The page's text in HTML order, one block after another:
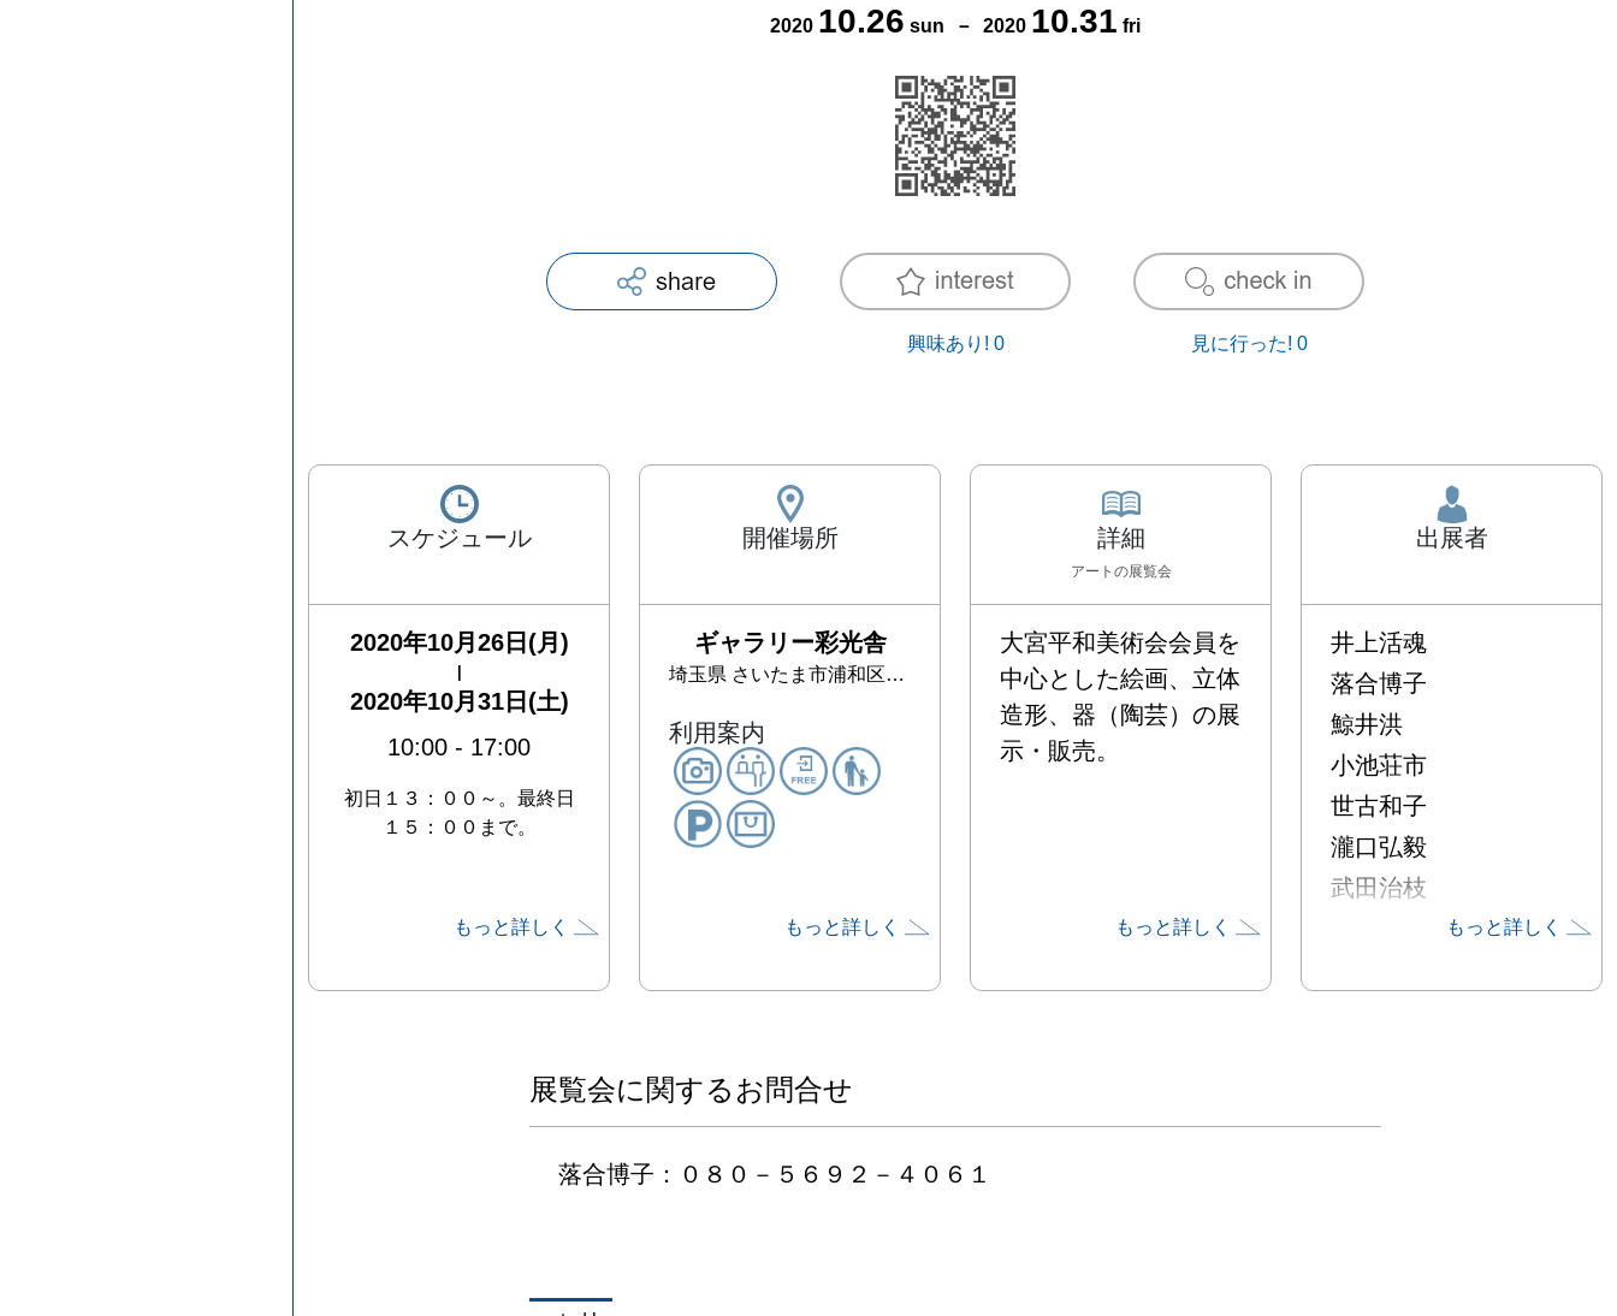
2020 10.26 sun － 2020 10.31 fri
興味あり! 0 見に行った! 0
スケジュール
2020年10月26日(月)
2020年10月31日(土)
10:00 - 17:00
初日１３：００～。最終日
１５：００まで。
もっと詳しく
開催場所
ギャラリー彩光舎
埼玉県 さいたま市浦和区岸町6-2-1
利用案内
もっと詳しく
詳細
アート の展覧会
大宮平和美術会会員を
中心とした絵画、立体
造形、器（陶芸）の展
示・販売。
もっと詳しく
出展者
井上活魂
落合博子
鯨井洪
小池荘市
世古和子
瀧口弘毅
武田治枝
坪田富次郎もっと詳しく
展覧会に関するお問合せ
落合博子：０８０－５６９２－４０６１